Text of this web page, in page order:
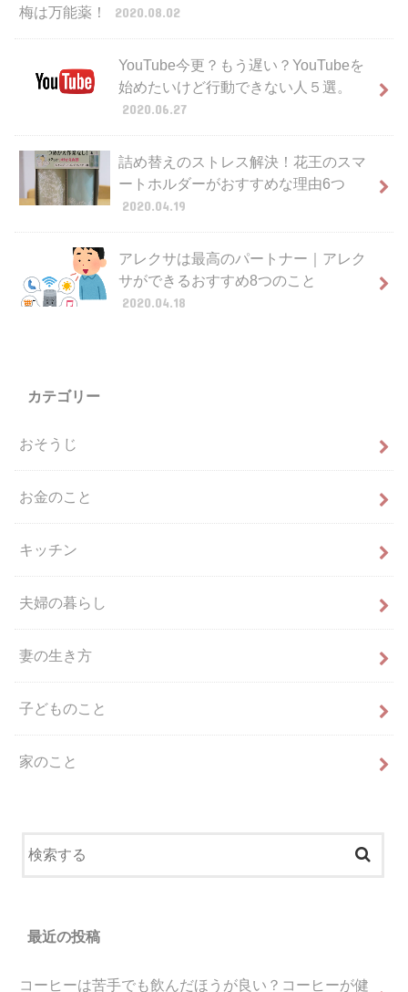
梅は万能薬！
2020.08.02
YouTube今更？もう遅い？YouTubeを
始めたいけど行動できない人５選。
2020.06.27
詰め替えのストレス解決！花王のスマ
ートホルダーがおすすめな理由6つ
2020.04.19
アレクサは最高のパートナー｜アレク
サができるおすすめ8つのこと
2020.04.18
カテゴリー
おそうじ
お金のこと
キッチン
夫婦の暮らし
妻の生き方
子どものこと
家のこと
最近の投稿
コーヒーは苦手でも飲んだほうが良い？コーヒーが健